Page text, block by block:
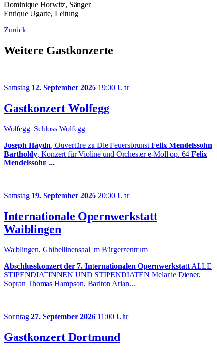
Dominique Horwitz, Sänger
Enrique Ugarte, Leitung
Zurück
Weitere Gastkonzerte
Samstag 12. September 2026 19:00 Uhr
Gastkonzert Wolfegg
Wolfegg, Schloss Wolfegg
Joseph Haydn, Ouvertüre zu Die Feuersbrunst Felix Mendelssohn
Bartholdy, Konzert für Violine und Orchester e-Moll op. 64 Felix
Mendelssohn ...
Samstag 19. September 2026 20:00 Uhr
Internationale Opernwerkstatt
Waiblingen
Waiblingen, Ghibellinensaal im Bürgerzentrum
Abschlusskonzert der 7. Internationalen OpernwerkstattALLE
STIPENDIATINNEN UND STIPENDIATEN Melanie Diener,
Sopran Thomas Hampson, Bariton Arian...
Sonntag 27. September 2026 11:00 Uhr
Gastkonzert Dortmund